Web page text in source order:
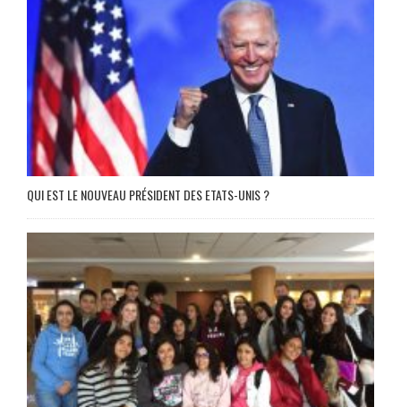
QUI EST LE NOUVEAU PRÉSIDENT DES ETATS-UNIS ?